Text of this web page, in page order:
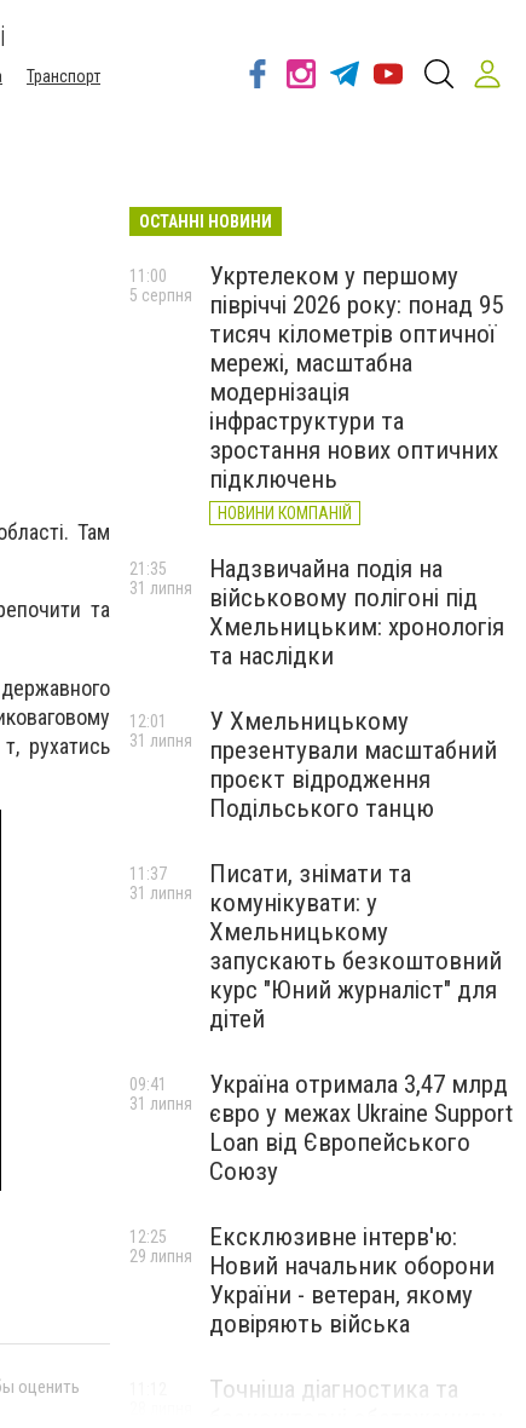
Транспорт
Там
та
рухатись
оценить
ОСТАННІ НОВИНИ
Укртелеком у першому
півріччі 2026 року: понад 95
тисяч кілометрів оптичної
мережі, масштабна
модернізація
інфраструктури та
зростання нових оптичних
підключень
НОВИНИ КОМПАНІЙ
11:00
5 серпня
Надзвичайна подія на
військовому полігоні під
Хмельницьким: хронологія
та наслідки
21:35
31 липня
У Хмельницькому
презентували масштабний
проєкт відродження
Подільського танцю
12:01
31 липня
Писати, знімати та
комунікувати: у
Хмельницькому
запускають безкоштовний
курс "Юний журналіст" для
дітей
11:37
31 липня
Україна отримала 3,47 млрд
євро у межах Ukraine Support
Loan від Європейського
Союзу
09:41
31 липня
Ексклюзивне інтерв'ю:
Новий начальник оборони
України - ветеран, якому
довіряють війська
12:25
29 липня
Точніша діагностика та